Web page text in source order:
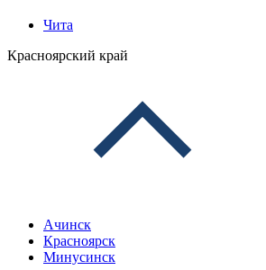
Чита
Красноярский край
Ачинск
Красноярск
Минусинск